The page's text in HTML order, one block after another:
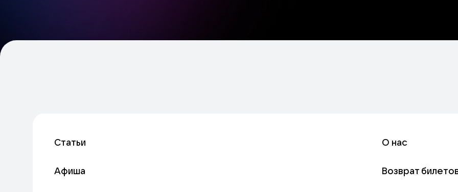
Статьи
Афиша
О нас
Возврат